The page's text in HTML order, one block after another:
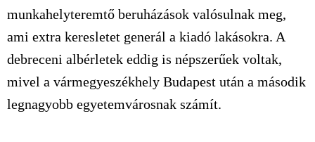
munkahelyteremtő beruházások valósulnak meg,
ami extra keresletet generál a kiadó lakásokra. A
debreceni albérletek eddig is népszerűek voltak,
mivel a vármegyeszékhely Budapest után a második
legnagyobb egyetemvárosnak számít.